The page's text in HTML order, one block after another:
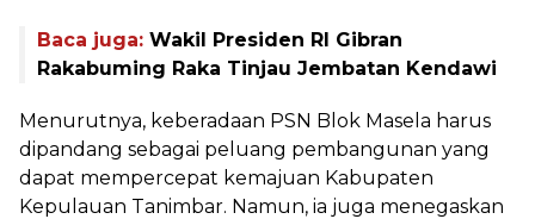
Baca juga: Wakil Presiden RI Gibran
Rakabuming Raka Tinjau Jembatan Kendawi
Menurutnya, keberadaan PSN Blok Masela harus
dipandang sebagai peluang pembangunan yang
dapat mempercepat kemajuan Kabupaten
Kepulauan Tanimbar. Namun, ia juga menegaskan